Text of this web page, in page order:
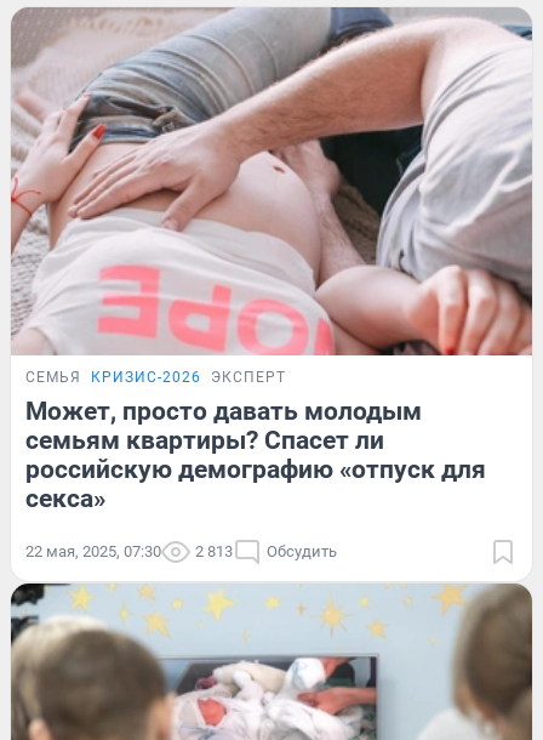
СЕМЬЯ КРИЗИС-2026 ЭКСПЕРТ
Может, просто давать молодым
семьям квартиры? Спасет ли
российскую демографию «отпуск для
секса»
22 мая, 2025, 07:30 2 813 Обсудить